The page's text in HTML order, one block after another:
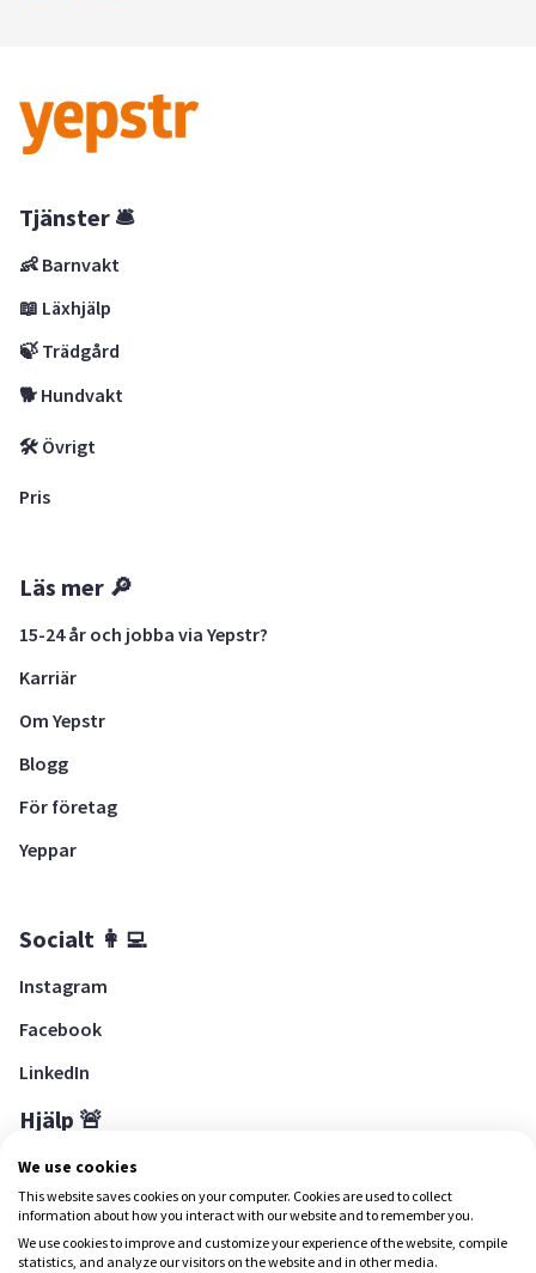
Tjänster 🛎
👶 Barnvakt
📖 Läxhjälp
🍃 Trädgård
🐕 Hundvakt
🛠 Övrigt
Pris
Läs mer 🔎
15-24 år och jobba via Yepstr?
Karriär
Om Yepstr
Blogg
För företag
Yeppar
Socialt 👩‍💻
Instagram
Facebook
LinkedIn
Hjälp 🚨
Hjälpcenter
Ladda ned Yepstr
We use cookies
This website saves cookies on your computer. Cookies are used to collect
information about how you interact with our website and to remember you.
We use cookies to improve and customize your experience of the website, compile
statistics, and analyze our visitors on the website and in other media.